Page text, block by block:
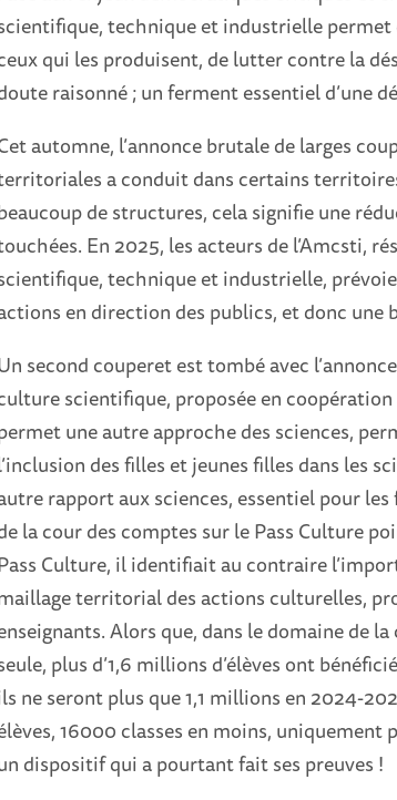
technique et industrielle permet
qui les produisent, de lutter contre la
raisonné ; un ferment essentiel d’une
automne, l’annonce brutale de larges
a conduit dans certains
de structures, cela signifie une
En 2025, les acteurs de l’Amcsti,
technique et industrielle,
en direction des publics, et donc une
second couperet est tombé avec
scientifique, proposée en coopération
une autre approche des sciences,
des filles et jeunes filles dans les
rapport aux sciences, essentiel pour
la cour des comptes sur le Pass Culture
Culture, il identifiait au contraire
territorial des actions culturelles,
Alors que, dans le domaine de
plus d’1,6 millions d’élèves ont
ne seront plus que 1,1 millions en 2024-
16000 classes en moins,
dispositif qui a pourtant fait ses preuves !